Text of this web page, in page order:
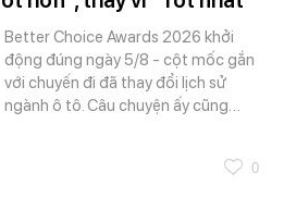
Better Choice Awards 2026 khởi
động đúng ngày 5/8 - cột mốc gắn
với chuyến đi đã thay đổi lịch sử
ngành ô tô. Câu chuyện ấy cũng…
0